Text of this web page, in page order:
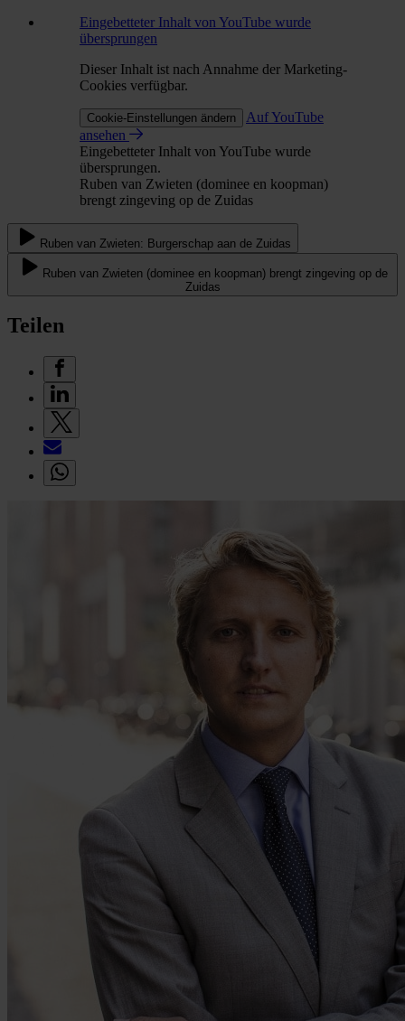
Eingebetteter Inhalt von YouTube wurde
übersprungen
Dieser Inhalt ist nach Annahme der Marketing-
Cookies verfügbar.
Cookie-Einstellungen ändern
Auf YouTube
ansehen
Eingebetteter Inhalt von YouTube wurde
übersprungen.
Ruben van Zwieten (dominee en koopman)
brengt zingeving op de Zuidas
Ruben van Zwieten: Burgerschap aan de Zuidas
Ruben van Zwieten (dominee en koopman) brengt zingeving op de
Zuidas
Teilen